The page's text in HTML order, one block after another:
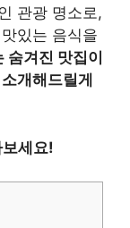
관광 명소로,
있는 음식을
겨진 맛집이
개해드릴게
세요!